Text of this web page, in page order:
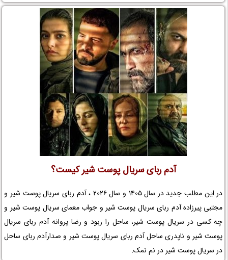
آدم ربای سریال پوست شیر کیست؟
در این مطلب جدید در سال 1405 و سال 2026 ، آدم ربای سریال پوست شیر و
مجتبی پیرزاده آدم ربای سریال پوست شیر و جواب معمای سریال پوست شیر و
چه کسی در سریال پوست شیر، ساحل را ربود و رضا پروانه آدم ربای سریال
پوست شیر و ناپدری ساحل آدم ربای سریال پوست شیر و صدارآدم ربای ساحل
در سریال پوست شیر در نم نمک.